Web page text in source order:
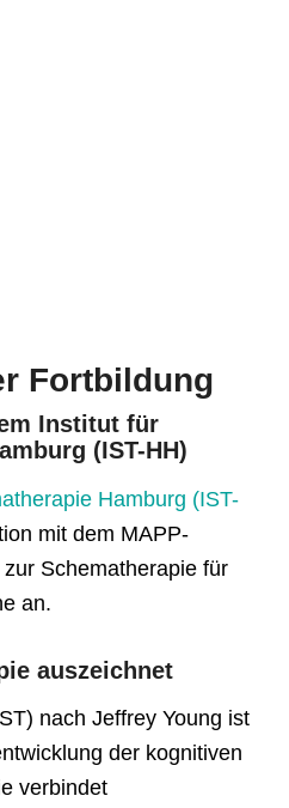
Fortbildung
Institut für
(IST-HH)
Hamburg (IST-
mit dem MAPP-
Schematherapie für
an.
auszeichnet
nach Jeffrey Young ist
der kognitiven
verbindet